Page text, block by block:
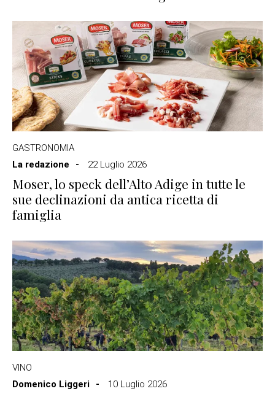
GASTRONOMIA
La redazione
22 Luglio 2026
Moser, lo speck dell’Alto Adige in tutte le
sue declinazioni da antica ricetta di
famiglia
VINO
Domenico Liggeri
10 Luglio 2026